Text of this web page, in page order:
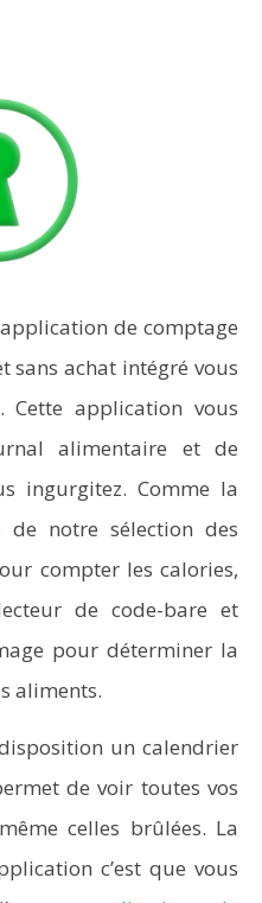
application de comptage
sans achat intégré vous
Cette application vous
alimentaire et de
ingurgitez. Comme la
notre sélection des
compter les calories,
de code-bare et
pour déterminer la
aliments.
un calendrier
de voir toutes vos
celles brûlées. La
c’est que vous